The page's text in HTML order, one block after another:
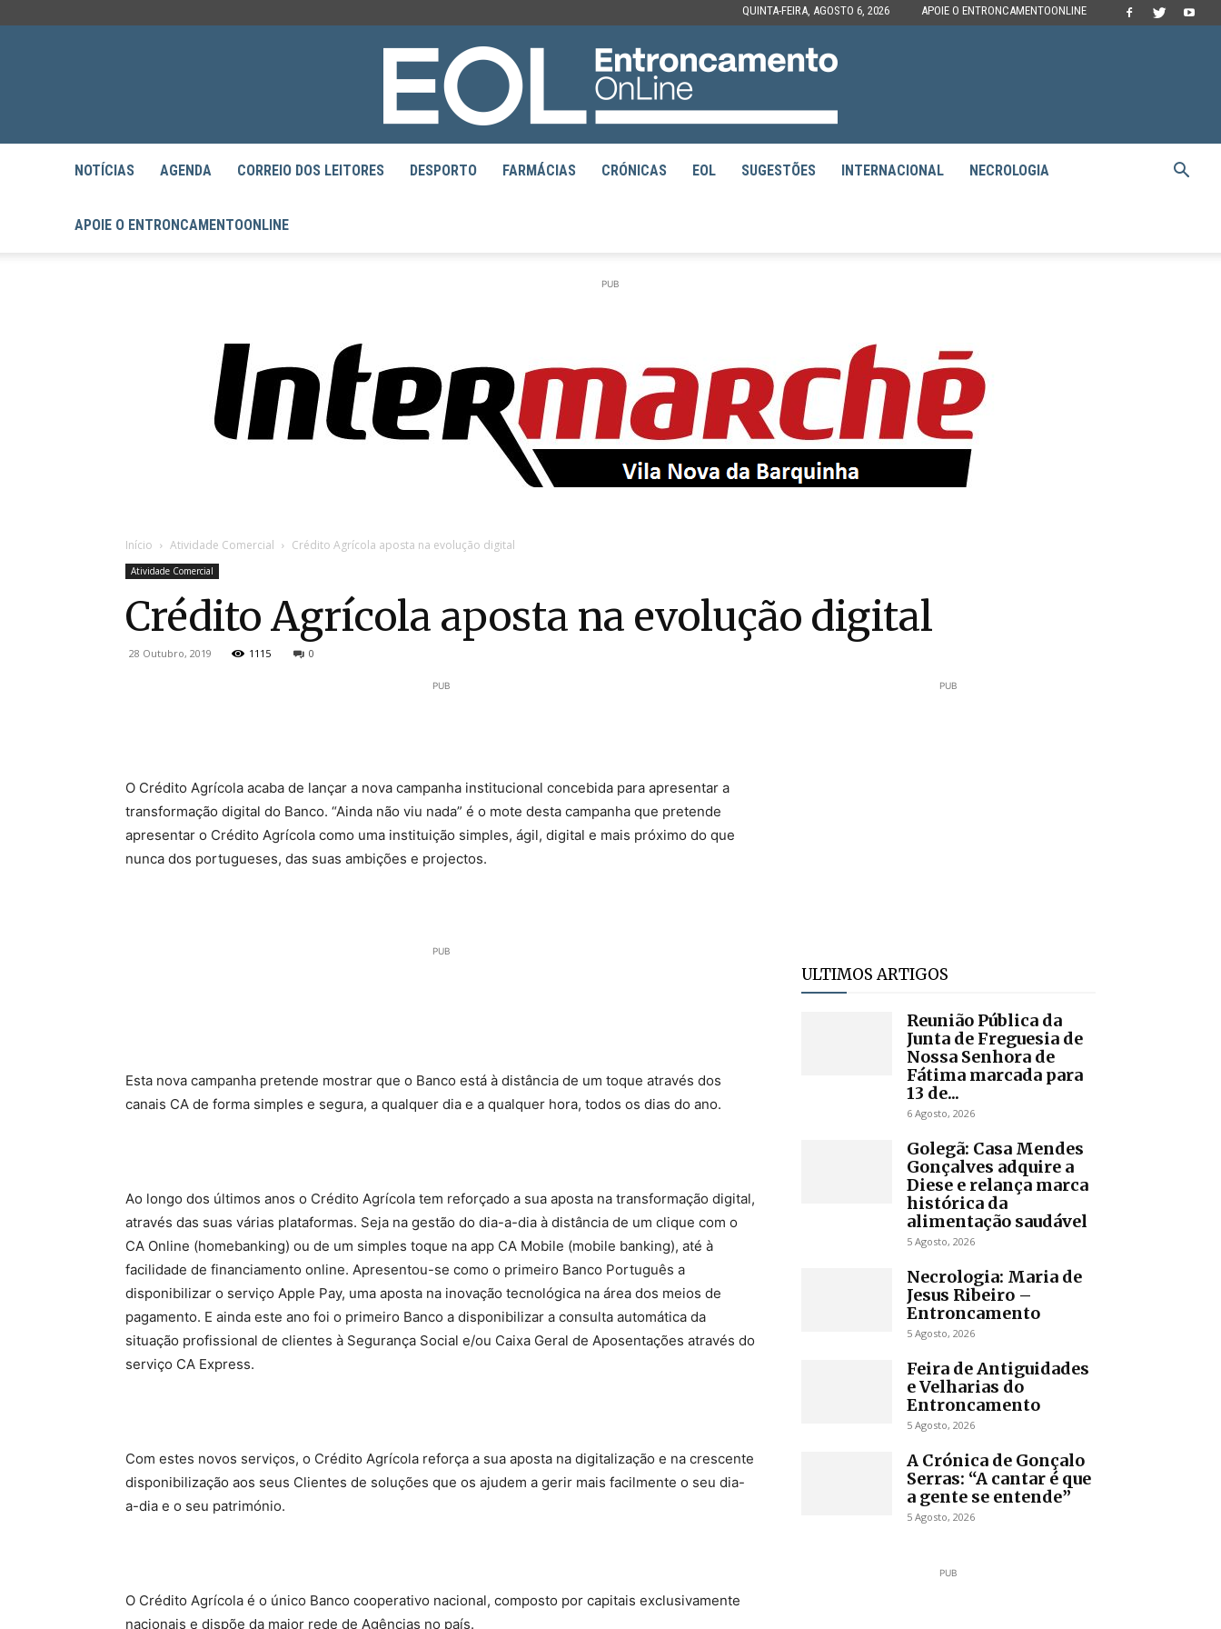
QUINTA-FEIRA, AGOSTO 6, 2026 APOIE O ENTRONCAMENTOONLINE
EntroncamentoOnline
NOTÍCIAS AGENDA CORREIO DOS LEITORES DESPORTO FARMÁCIAS CRÓNICAS EOL SUGESTÕES INTERNACIONAL NECROLOGIA
APOIE O ENTRONCAMENTOONLINE
PUB
Início Atividade Comercial Crédito Agrícola aposta na evolução digital
Atividade Comercial
Crédito Agrícola aposta na evolução digital
28 Outubro, 2019 1115 0
PUB
O Crédito Agrícola acaba de lançar a nova campanha institucional concebida para apresentar a
transformação digital do Banco. “Ainda não viu nada” é o mote desta campanha que pretende
apresentar o Crédito Agrícola como uma instituição simples, ágil, digital e mais próximo do que
nunca dos portugueses, das suas ambições e projectos.
PUB
Esta nova campanha pretende mostrar que o Banco está à distância de um toque através dos
canais CA de forma simples e segura, a qualquer dia e a qualquer hora, todos os dias do ano.
Ao longo dos últimos anos o Crédito Agrícola tem reforçado a sua aposta na transformação digital,
através das suas várias plataformas. Seja na gestão do dia-a-dia à distância de um clique com o
CA Online (homebanking) ou de um simples toque na app CA Mobile (mobile banking), até à
facilidade de financiamento online. Apresentou-se como o primeiro Banco Português a
disponibilizar o serviço Apple Pay, uma aposta na inovação tecnológica na área dos meios de
pagamento. E ainda este ano foi o primeiro Banco a disponibilizar a consulta automática da
situação profissional de clientes à Segurança Social e/ou Caixa Geral de Aposentações através do
serviço CA Express.
Com estes novos serviços, o Crédito Agrícola reforça a sua aposta na digitalização e na crescente
disponibilização aos seus Clientes de soluções que os ajudem a gerir mais facilmente o seu dia-
a-dia e o seu património.
O Crédito Agrícola é o único Banco cooperativo nacional, composto por capitais exclusivamente
nacionais e dispõe da maior rede de Agências no país.
PUB
ULTIMOS ARTIGOS
Reunião Pública da
Junta de Freguesia de
Nossa Senhora de
Fátima marcada para
13 de...
6 Agosto, 2026
Golegã: Casa Mendes
Gonçalves adquire a
Diese e relança marca
histórica da
alimentação saudável
5 Agosto, 2026
Necrologia: Maria de
Jesus Ribeiro –
Entroncamento
5 Agosto, 2026
Feira de Antiguidades
e Velharias do
Entroncamento
5 Agosto, 2026
A Crónica de Gonçalo
Serras: “A cantar é que
a gente se entende”
5 Agosto, 2026
PUB